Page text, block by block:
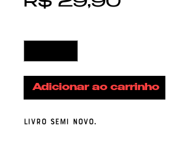
Adicionar ao carrinho
Livro Semi Novo.